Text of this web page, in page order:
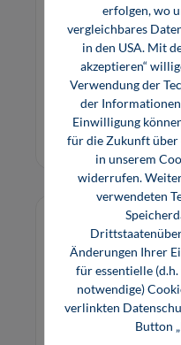
Preis auf Anfrage
Inhouse Seminar
erfolgen, wo
vergleichbares
in den USA. Mit
akzeptieren“
Verwendung der
der
Einwilligung
für die Zukunft über
in unserem
widerrufen.
verwendeten
Änderungen Ihrer
für essentielle
notwendige)
verlinkten
Button